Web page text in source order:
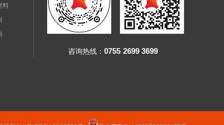
料
咨询热线： 0755 2699 3699